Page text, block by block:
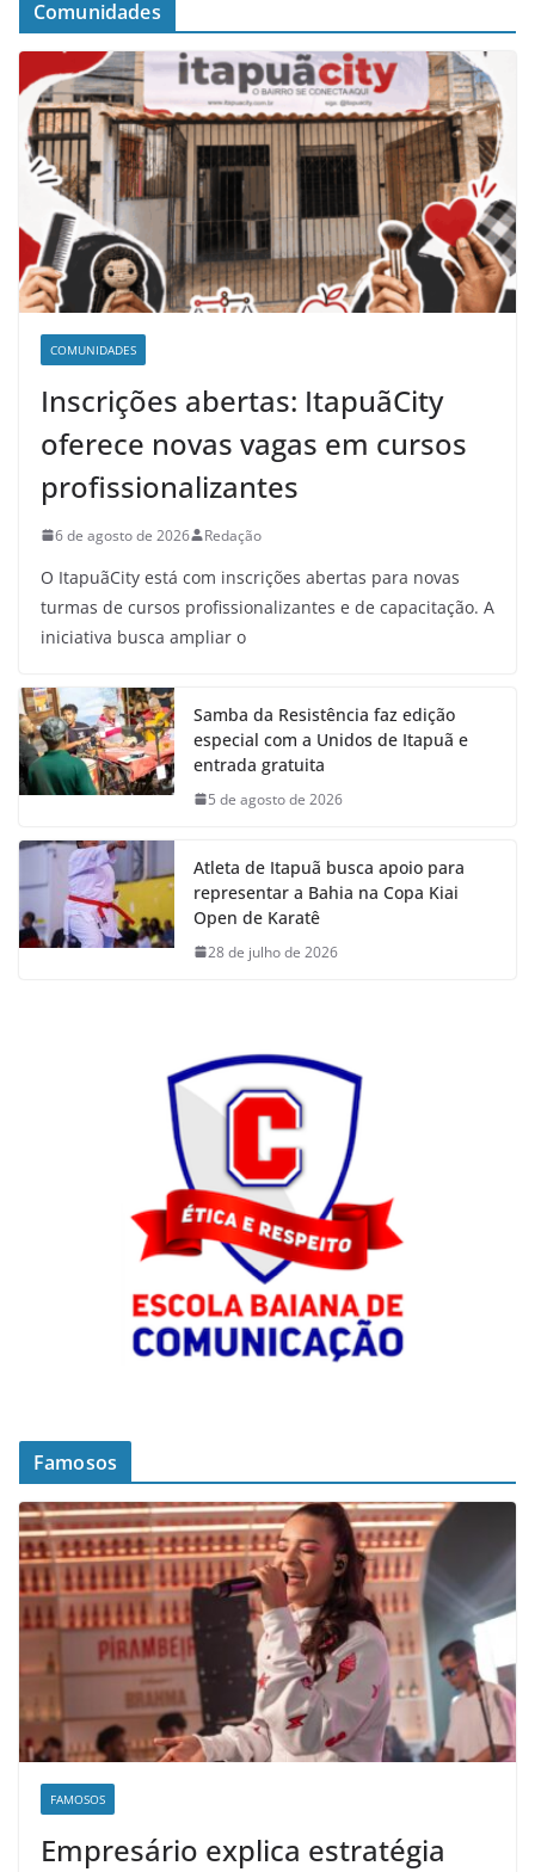
Comunidades
COMUNIDADES
Inscrições abertas: ItapuãCity
oferece novas vagas em cursos
profissionalizantes
6 de agosto de 2026 Redação
O ItapuãCity está com inscrições abertas para novas
turmas de cursos profissionalizantes e de capacitação. A
iniciativa busca ampliar o
Samba da Resistência faz edição
especial com a Unidos de Itapuã e
entrada gratuita
5 de agosto de 2026
Atleta de Itapuã busca apoio para
representar a Bahia na Copa Kiai
Open de Karatê
28 de julho de 2026
Famosos
FAMOSOS
Empresário explica estratégia